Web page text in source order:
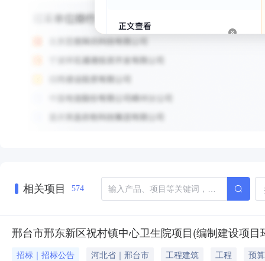
相关项目 574
邢台市邢东新区祝村镇中心卫生院项目(编制建设项
招标｜招标公告 河北省｜邢台市 工程建筑 工程
预